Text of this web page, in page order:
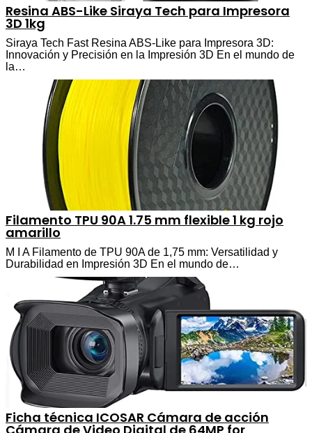
Resina ABS-Like Siraya Tech para Impresora
3D 1kg
Siraya Tech Fast Resina ABS-Like para Impresora 3D:
Innovación y Precisión en la Impresión 3D En el mundo de
la…
Filamento TPU 90A 1.75 mm flexible 1 kg rojo
amarillo
M I A Filamento de TPU 90A de 1,75 mm: Versatilidad y
Durabilidad en Impresión 3D En el mundo de…
Ficha técnica ICOSAR Cámara de acción